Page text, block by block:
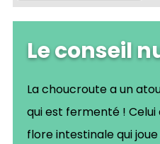
Le conseil
La choucroute a un
qui est fermenté !
flore intestinale qui